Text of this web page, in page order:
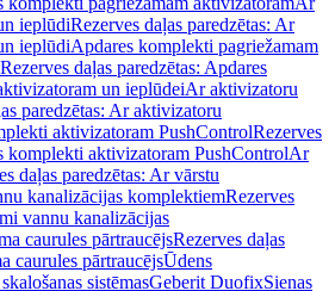
ieplūdiRezerves daļas paredzētas: Ar
ieplūdiApdares komplekti pagriežamam
Rezerves daļas paredzētas: Apdares
un ieplūdeiAr aktivizatoru
paredzētas: Ar aktivizatoru
aktivizatoram PushControlRezerves
komplekti aktivizatoram PushControlAr
daļas paredzētas: Ar vārstu
kanalizācijas komplektiemRezerves
vannu kanalizācijas
caurules pārtraucējsRezerves daļas
caurules pārtraucējsŪdens
sistēmasGeberit DuofixSienas